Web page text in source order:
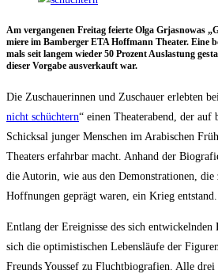
Am ver­gan­ge­nen Frei­tag fei­er­te Olga Grjas­no­was
mie­re im Bam­ber­ger ETA Hoff­mann Thea­ter. Eine
mals seit lan­gem wie­der 50 Pro­zent Aus­las­tung
die­ser Vor­ga­be aus­ver­kauft war.
Die Zuschaue­rin­nen und Zuschau­er erleb­ten
nicht schüch­tern“ einen Thea­ter­abend, der auf
Schick­sal jun­ger Men­schen im Ara­bi­schen
Thea­ters erfahr­bar macht. Anhand der
die Autorin, wie aus den Demons­tra­tio­nen,
Hoff­nun­gen geprägt waren, ein Krieg entstand.
Ent­lang der Ereig­nis­se des sich ent­wi­ckeln­den
sich die opti­mis­ti­schen Lebens­läu­fe der
Freunds Yous­sef zu Flucht­bio­gra­fien. Alle